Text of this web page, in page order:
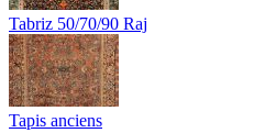
Tabriz 50/70/90 Raj
Tapis anciens